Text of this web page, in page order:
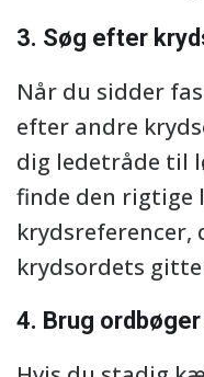
3. Søg efter
Når du sidder
efter andre
dig ledetråde til
finde den rigtige
krydsreferencer,
krydsordets
4. Brug